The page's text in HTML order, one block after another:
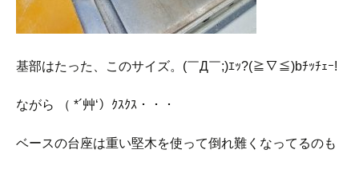
基部はたった、このサイズ。(￣Д￣;)ｴｯ?(≧∇≦)bﾁｯﾁｪｰ!
ながら （ *´艸‘）ｸｽｸｽ・・・
ベースの台座は重い堅木を使って倒れ難くなってるのも